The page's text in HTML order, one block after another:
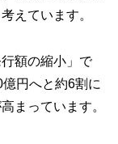
えています。
額の縮小」で
円へと約6割に
まっています。